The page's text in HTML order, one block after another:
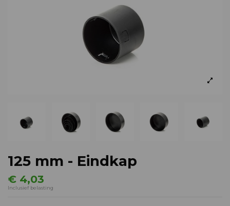
125 mm - Eindkap
€ 4,03
Inclusief belasting